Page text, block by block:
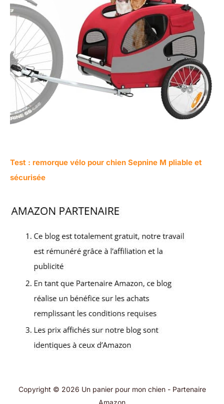
Test : remorque vélo pour chien Sepnine M pliable et
sécurisée
Copyright © 2026 Un panier pour mon chien - Partenaire